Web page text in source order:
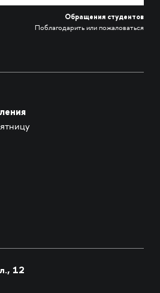
Обращения студентов
Поблагодарить или пожаловаться
12